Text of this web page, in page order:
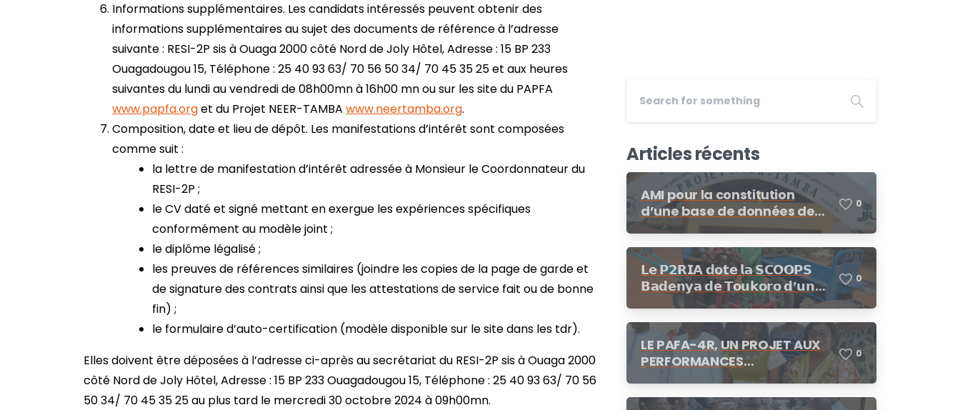
Informations supplémentaires. Les candidats intéressés peuvent obtenir des
informations supplémentaires au sujet des documents de référence à l’adresse
suivante : RESI-2P sis à Ouaga 2000 côté Nord de Joly Hôtel, Adresse : 15 BP 233
Ouagadougou 15, Téléphone : 25 40 93 63/ 70 56 50 34/ 70 45 35 25 et aux heures
suivantes du lundi au vendredi de 08h00mn à 16h00 mn ou sur les site du PAPFA
www.papfa.orget du Projet NEER-TAMBA www.neertamba.org.
Composition, date et lieu de dépôt. Les manifestations d’intérêt sont composées
comme suit :
la lettre de manifestation d’intérêt adressée à Monsieur le Coordonnateur du
RESI-2P ;
le CV daté et signé mettant en exergue les expériences spécifiques
conformément au modèle joint ;
le diplôme légalisé ;
les preuves de références similaires (joindre les copies de la page de garde et
de signature des contrats ainsi que les attestations de service fait ou de bonne
fin) ;
le formulaire d’auto-certification (modèle disponible sur le site dans les tdr).
Elles doivent être déposées à l’adresse ci-après au secrétariat du RESI-2P sis à Ouaga 2000
côté Nord de Joly Hôtel, Adresse : 15 BP 233 Ouagadougou 15, Téléphone : 25 40 93 63/ 70 56
50 34/ 70 45 35 25 au plus tard le mercredi 30 octobre 2024 à 09h00mn.
Articles récents
AMI pour la constitution
d’une base de données de
fournisseurs/prestataires
dans le cadre des
procédures de demandes
d’offres de prix, demande de
cotation
0
𝗟𝗲 𝗣𝟮𝗥𝗜𝗔 𝗱𝗼𝘁𝗲 𝗹𝗮 𝗦𝗖𝗢𝗢𝗣𝗦
𝗕𝗮𝗱𝗲𝗻𝘆𝗮 𝗱𝗲 𝗧𝗼𝘂𝗸𝗼𝗿𝗼 𝗱’𝘂𝗻
𝗺𝗼𝘁𝗼𝗰𝘂𝗹𝘁𝗲𝘂𝗿
0
LE PAFA-4R, UN PROJET AUX
PERFORMANCES
SATISFAISANTES
0